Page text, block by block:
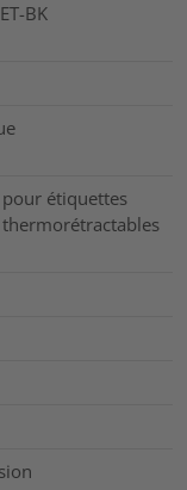
BK
étiquettes